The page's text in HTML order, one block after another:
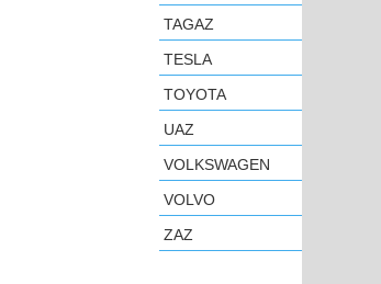
TAGAZ
TESLA
TOYOTA
UAZ
VOLKSWAGEN
VOLVO
ZAZ